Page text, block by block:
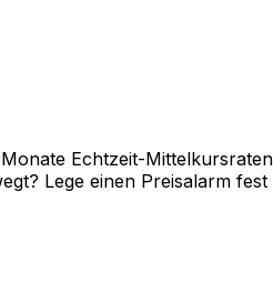
Echtzeit-
Lege einen Preisalarm